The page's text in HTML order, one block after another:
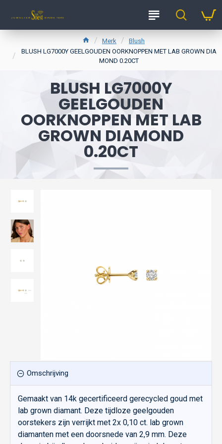
Merk
Blush
BLUSH LG7000Y GEELGOUDEN OORKNOPPEN MET LAB GROWN DIA
MOND 0.20CT
BLUSH LG7000Y
GEELGOUDEN
OORKNOPPEN MET LAB
GROWN DIAMOND
0.20CT
Omschrijving
Gemaakt van 14k gecertificeerd gerecycled goud met
lab grown diamant. Deze tijdloze geelgouden
oorstekers zijn verrijkt met 2x 0,10 ct. lab grown
diamanten met een doorsnede van 2,9 mm. Deze